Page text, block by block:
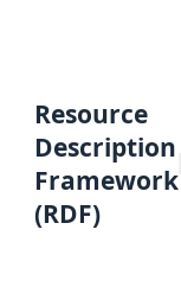
Resource
Description
Framework
(RDF)